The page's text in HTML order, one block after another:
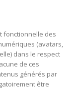
fonctionnelle des
(avatars,
dans le respect
de ces
générés par
être